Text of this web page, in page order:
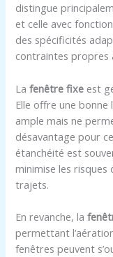
distingue
et celle avec
des spécificités
contraintes propres
Lafenêtre fixe est
Elle offre une
ample mais ne
désavantage pour
étanchéité est
minimise les risques
trajets.
En revanche, la
permettant
fenêtres peuvent